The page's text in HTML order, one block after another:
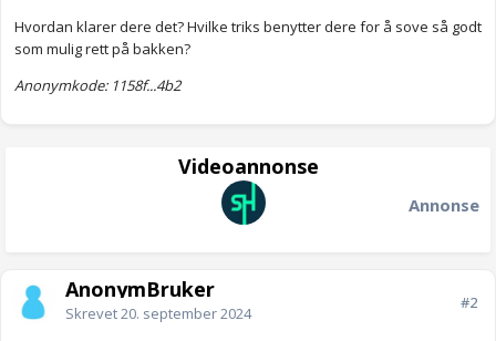
Hvordan klarer dere det? Hvilke triks benytter dere for å sove så godt
som mulig rett på bakken?
Anonymkode: 1158f...4b2
Videoannonse
Annonse
AnonymBruker
Skrevet20. september 2024
#2